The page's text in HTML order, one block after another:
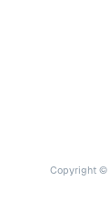
Copyright ©